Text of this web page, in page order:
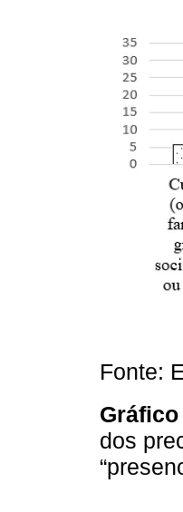
Fonte:
Gráfico
dos